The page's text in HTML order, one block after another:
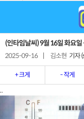
(인타임날씨) 9월 16일 화요일
2025-09-16 김소현 기자
+ 크게 - 작게
..